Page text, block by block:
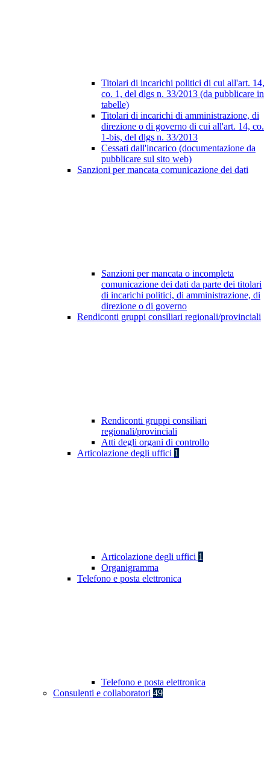
Titolari di incarichi politici di cui all'art. 14,
co. 1, del dlgs n. 33/2013 (da pubblicare in
tabelle)
Titolari di incarichi di amministrazione, di
direzione o di governo di cui all'art. 14, co.
1-bis, del dlgs n. 33/2013
Cessati dall'incarico (documentazione da
pubblicare sul sito web)
Sanzioni per mancata comunicazione dei dati
Sanzioni per mancata o incompleta
comunicazione dei dati da parte dei titolari
di incarichi politici, di amministrazione, di
direzione o di governo
Rendiconti gruppi consiliari regionali/provinciali
Rendiconti gruppi consiliari
regionali/provinciali
Atti degli organi di controllo
Articolazione degli uffici 1
Articolazione degli uffici 1
Organigramma
Telefono e posta elettronica
Telefono e posta elettronica
Consulenti e collaboratori 49